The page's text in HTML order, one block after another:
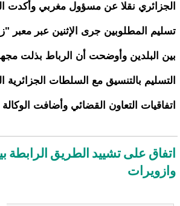
الجزائري نقلا عن مسؤول مغربي وأكدت
تسليم المطلوبين جرى الإثنين عبر معبر
بين البلدين وأوضحت أن الرباط بذلت
التسليم بالتنسيق مع السلطات الجزائرية
اتفاقيات التعاون القضائي وأضافت
اتفاق على تشييد الطريق الرابطة
وازويرات